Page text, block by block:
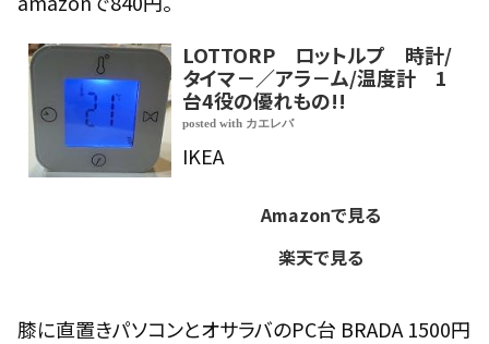
LOTTORP ロットルプ 時計/
タイマ－／アラ－ム/温度計 1
台4役の優れもの!!
posted with カエレバ
IKEA
Amazonで見る
楽天で見る
膝に直置きパソコンとオサラバのPC台 BRADA 1500円